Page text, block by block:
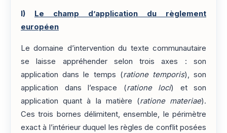
I) Le champ d’application du règlement
européen
Le domaine d’intervention du texte communautaire
se laisse appréhender selon trois axes : son
application dans le temps (ratione temporis), son
application dans l’espace (ratione loci) et son
application quant à la matière (ratione materiae).
Ces trois bornes délimitent, ensemble, le périmètre
exact à l’intérieur duquel les règles de conflit posées